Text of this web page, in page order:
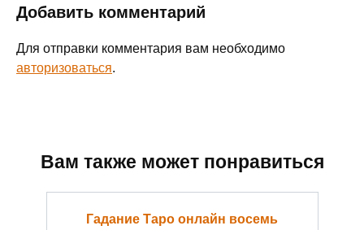
Добавить комментарий
Для отправки комментария вам необходимо
авторизоваться.
Вам также может понравиться
Гадание Таро онлайн восемь